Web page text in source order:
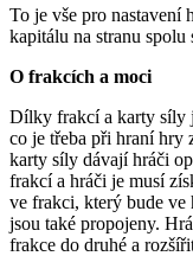
To je vše pro nastavení
kapitálu na stranu spolu
O frakcích a moci
Dílky frakcí a karty síly
co je třeba při hraní hry
karty síly dávají hráči
frakcí a hráči je musí
ve frakci, který bude ve
jsou také propojeny.
frakce do druhé a